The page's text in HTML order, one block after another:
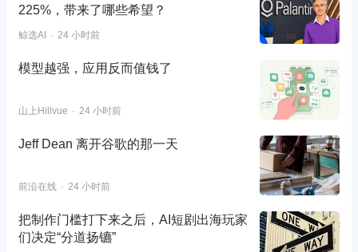
225%，带来了哪些希望？
鲸选AI 24 小时前
模型越强，应用反而值钱了
山上Hillvue 24 小时前
Jeff Dean 离开谷歌的那一天
前沿在线 24 小时前
把制作门槛打下来之后，AI短剧出海玩家
们决定“分道扬镳”